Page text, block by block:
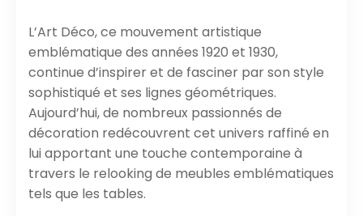
L’Art Déco, ce mouvement artistique
emblématique des années 1920 et 1930,
continue d’inspirer et de fasciner par son style
sophistiqué et ses lignes géométriques.
Aujourd’hui, de nombreux passionnés de
décoration redécouvrent cet univers raffiné en
lui apportant une touche contemporaine à
travers le relooking de meubles emblématiques
tels que les tables.